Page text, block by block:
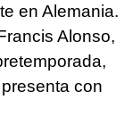
en Alemania.
Alonso,
con